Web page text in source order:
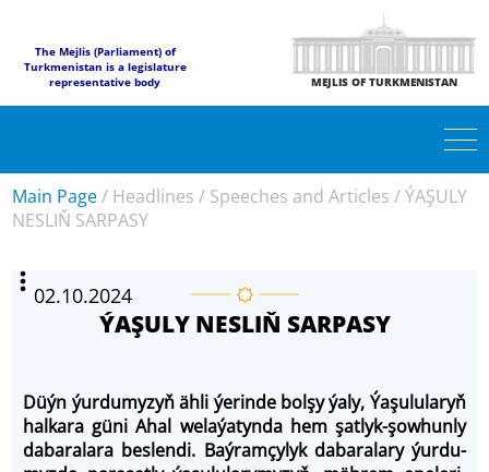
The Mejlis (Parliament) of
Turkmenistan is a legislature
representative body
MEJLIS OF TURKMENISTAN
Main Page/ Headlines / Speeches and Articles /ÝAŞULY
NESLIŇ SARPASY
02.10.2024
ÝAŞULY NESLIŇ SARPASY
Düýn ýur­du­my­zyň äh­li ýe­rin­de bol­şy ýa­ly, Ýa­şu­lu­la­ryň
halkara gü­ni Ahal we­la­ýa­tyn­da hem şatlyk-şow­hun­ly
da­ba­ra­la­ra beslen­di. Baýram­çy­lyk da­ba­ra­la­ry ýur­du­